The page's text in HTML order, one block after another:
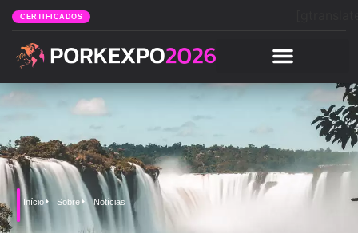
CERTIFICADOS
Início Sobre Notícias